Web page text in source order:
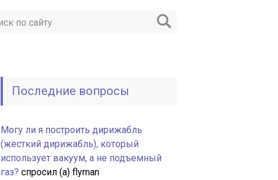
Последние вопросы
Могу ли я построить дирижабль
(жесткий дирижабль), который
использует вакуум, а не подъемный
газ? спросил (а) flyman